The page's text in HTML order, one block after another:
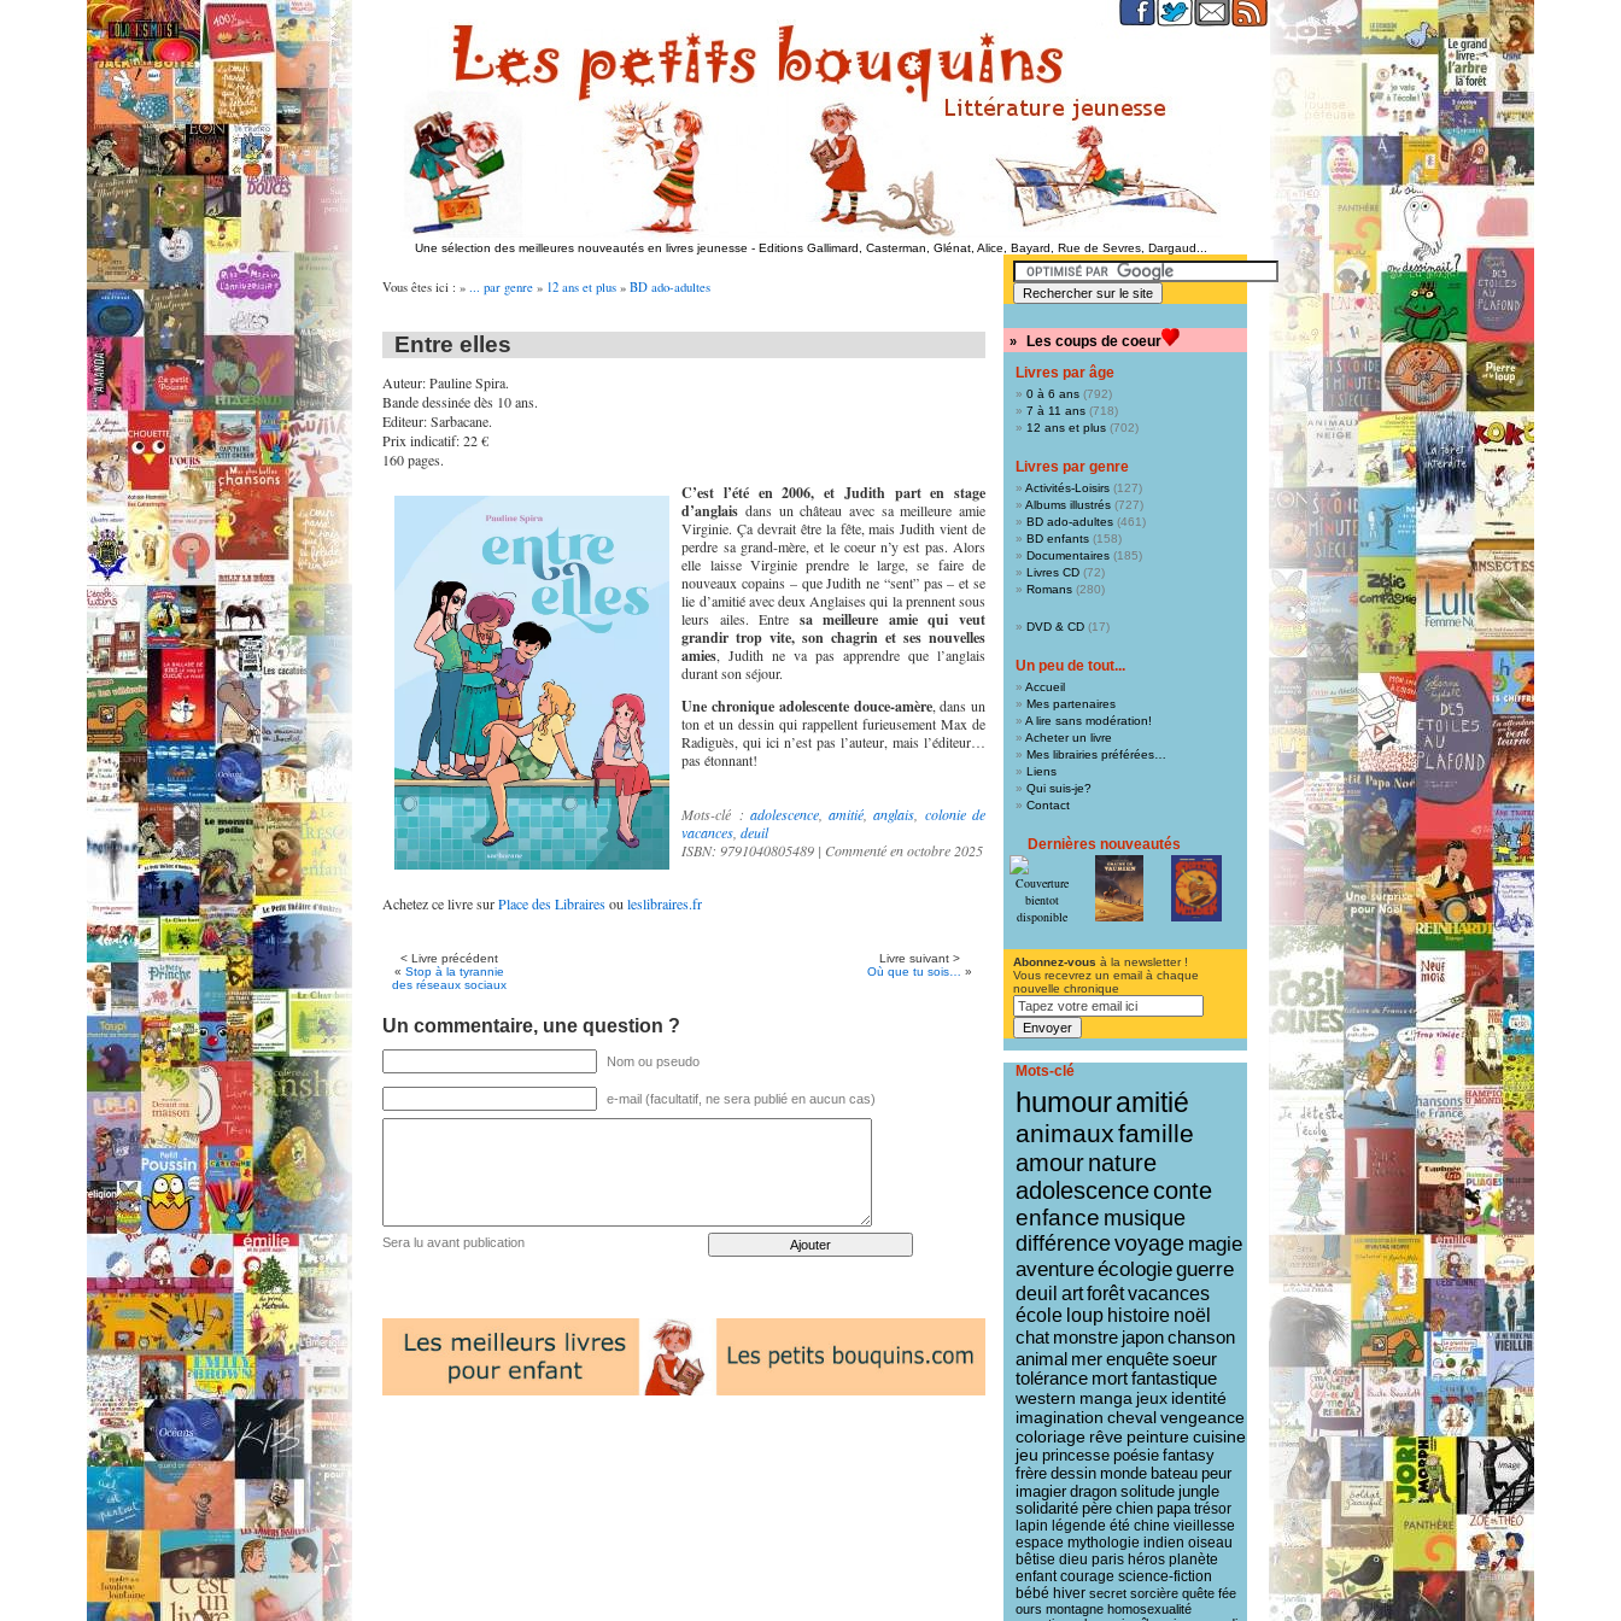
Une sélection des meilleures nouveautés en livres jeunesse - Editions Gallimard, Casterman, Glénat, Alice, Bayard, Rue de Sevres, Dargaud...
Vous êtes ici : » ... par genre » 12 ans et plus » BD ado-adultes
Entre elles
Auteur: Pauline Spira.
Bande dessinée dès 10 ans.
Editeur: Sarbacane.
Prix indicatif: 22 €
160 pages.
C’est l’été en 2006, et Judith part en stage
d’anglais dans un château avec sa meilleure amie
Virginie. Ça devrait être la fête, mais Judith vient de
perdre sa grand-mère, et le coeur n’y est pas. Alors
elle laisse Virginie prendre le large, se faire de
nouveaux copains – que Judith ne “sent” pas – et se
lie d’amitié avec deux Anglaises qui la prennent sous
leurs ailes. Entre sa meilleure amie qui veut
grandir trop vite, son chagrin et ses nouvelles
amies, Judith ne va pas apprendre que l’anglais
durant son séjour.
Une chronique adolescente douce-amère, dans un
ton et un dessin qui rappellent furieusement Max de
Radiguès, qui ici n’est pas l’auteur, mais l’éditeur…
pas étonnant!
Mots-clé : adolescence,amitié ,anglais colonie de
vacances ,deuil
ISBN: 9791040805489 | Commenté en octobre 2025
Achetez ce livre surPlace des Librairesou leslibraires.fr
< Livre précédent
« Stop à la tyrannie
des réseaux sociaux
Livre suivant >
Où que tu sois…
»
Un commentaire, une question ?
Nom ou pseudo
e-mail (facultatif, ne sera publié en aucun cas)
Sera lu avant publication
»
Les coups de coeur
Livres par âge
0 à 6 ans (792)
7 à 11 ans (718)
12 ans et plus (702)
Livres par genre
Activités-Loisirs (127)
Albums illustrés (727)
BD ado-adultes (461)
BD enfants (158)
Documentaires (185)
Livres CD (72)
Romans (280)
DVD & CD (17)
Un peu de tout...
Accueil
Mes partenaires
A lire sans modération!
Acheter un livre
Mes librairies préférées…
Liens
Qui suis-je?
Contact
Dernières nouveautés
Abonnez-vous à la newsletter !
Vous recevrez un email à chaque
nouvelle chronique
Mots-clé
humouramitié
animauxfamille
amournature
adolescenceconte
enfance musique
différencevoyage magie
aventureécologieguerre
deuil artforêtvacances
école loup histoire noël
chat monstre japonchanson
animal merenquêtesoeur
tolérance mortfantastique
western manga jeux identité
imagination chevalvengeance
coloriage rêve peinture cuisine
jeu princesse poésie fantasy
frère dessin monde bateau peur
imagier dragon solitude jungle
solidarité père chien papa trésor
lapin légende été chine vieillesse
espace mythologie indien oiseau
bêtise dieu paris héros planète
enfant courage science-fiction
bébé hiver secret sorcière quête fée
ours montagne homosexualité